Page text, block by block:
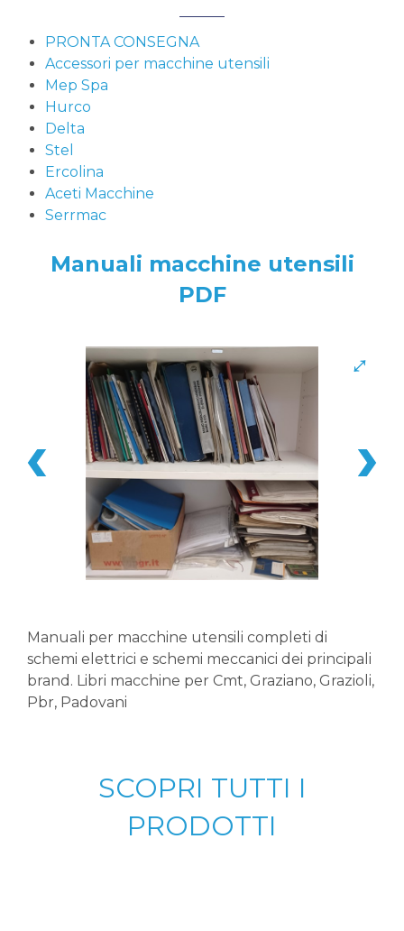
PRONTA CONSEGNA
Accessori per macchine utensili
Mep Spa
Hurco
Delta
Stel
Ercolina
Aceti Macchine
Serrmac
Manuali macchine utensili
PDF
Manuali per macchine utensili completi di
schemi elettrici e schemi meccanici dei principali
brand. Libri macchine per Cmt, Graziano, Grazioli,
Pbr, Padovani
SCOPRI TUTTI I
PRODOTTI